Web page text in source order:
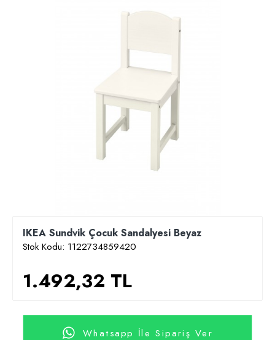
IKEA Sundvik Çocuk Sandalyesi Beyaz
Stok Kodu: 1122734859420
1.492,32 TL
Whatsapp İle Sipariş Ver